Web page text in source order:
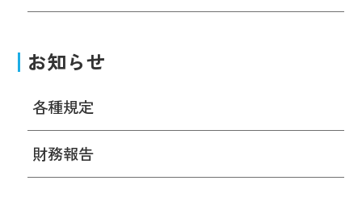
お知らせ
各種規定
財務報告